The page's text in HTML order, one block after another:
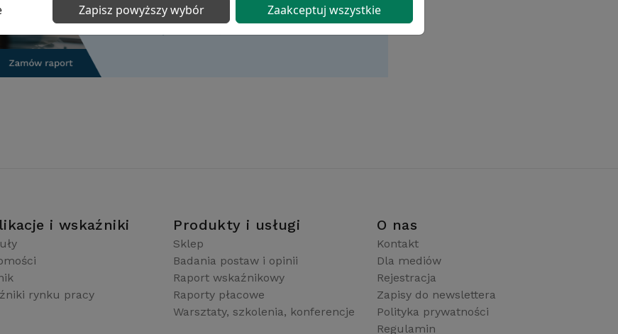
i wskaźniki
rynku pracy
Produkty i usługi
Sklep
Badania postaw i opinii
Raport wskaźnikowy
Raporty płacowe
Warsztaty, szkolenia, konferencje
O nas
Kontakt
Dla mediów
Rejestracja
Zapisy do newslettera
Polityka prywatności
Regulamin
Zapisz powyższy wybór Zaakceptuj wszystkie